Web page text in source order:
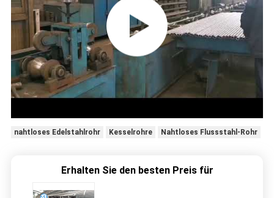
nahtloses Edelstahlrohr Kesselrohre Nahtloses Flussstahl-Rohr
Erhalten Sie den besten Preis für